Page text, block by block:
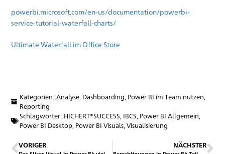
powerbi.microsoft.com/en-us/documentation/powerbi-
service-tutorial-waterfall-charts/
Ultimate Waterfall im Office Store
Kategorien: Analyse Dashboarding Power BI im Team nutzen
Reporting
Schlagwörter: HICHERT®SUCCESS IBCS Power BI Allgemein
Power BI Desktop Power BI Visuals ,Visualisierung
VORIGER NÄCHSTER